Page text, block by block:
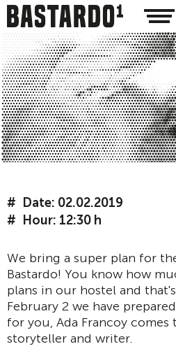
Date: 02.02.2019
Hour: 12:30 h
We bring a super plan for
Bastardo! You know how
plans in our hostel and
February 2 we have
for you, Ada Francoy comes
storyteller and writer.